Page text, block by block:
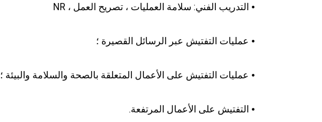
⦁ التدريب الفني: سلامة العمليات ، تصريح العمل ، NR
⦁ عمليات التفتيش عبر الرسائل القصيرة ؛
⦁ عمليات التفتيش على الأعمال المتعلقة بالصحة والسلامة والبيئة ؛
⦁ التفتيش على الأعمال المرتفعة.